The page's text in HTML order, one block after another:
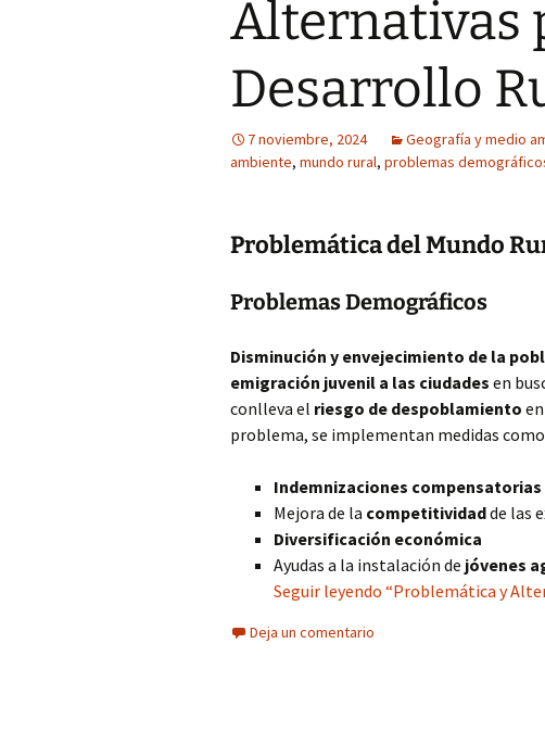
Alternativas
Desarrollo
7 noviembre, 2024 Geografía y medio
ambiente, mundo rural, problemas
Problemática del Mundo
Problemas Demográficos
Disminución y envejecimiento de la
emigración juvenil a las ciudades en
conlleva el riesgo de despoblamiento
problema, se implementan medidas
Indemnizaciones compensatorias
Mejora de la competitividadde las
Diversificación económica
Ayudas a la instalación de jóvenes
Seguir leyendo “Problemática y
Deja un comentario